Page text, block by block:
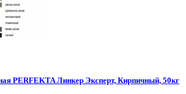
PERFEKTA Линкер Эксперт, Кирпичный, 50кг